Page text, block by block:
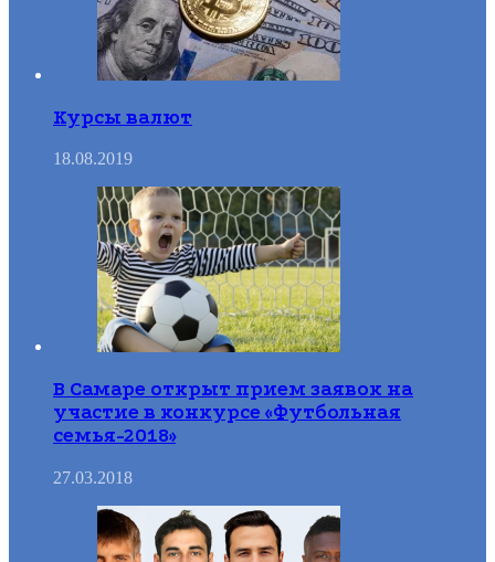
Курсы валют
18.08.2019
В Самаре открыт прием заявок на
участие в конкурсе «Футбольная
семья-2018»
27.03.2018